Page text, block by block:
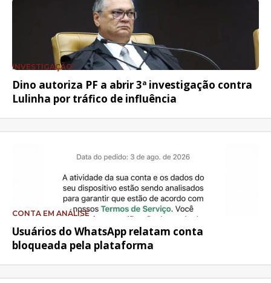
INVESTIGAÇÃO
Dino autoriza PF a abrir 3ª investigação contra
Lulinha por tráfico de influência
CONTA EM ANÁLISE
Usuários do WhatsApp relatam conta
bloqueada pela plataforma